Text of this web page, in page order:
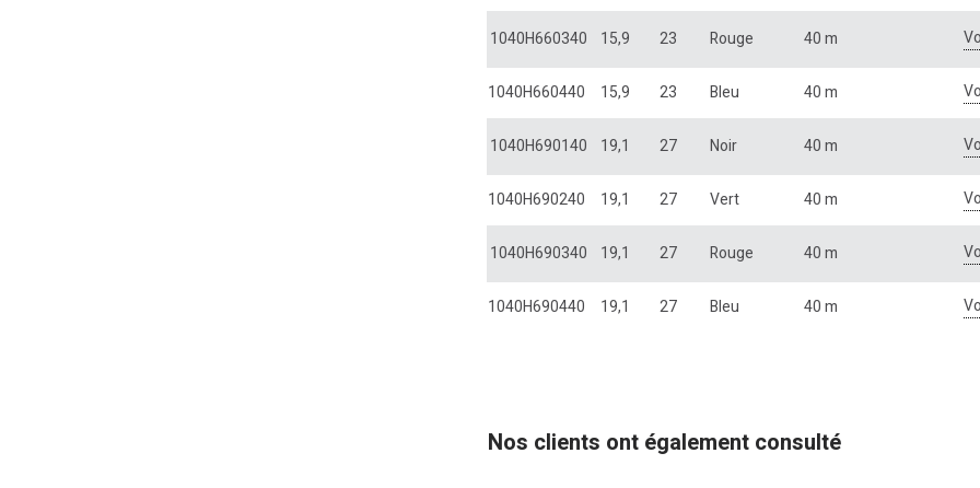
1040H660340 15,9 23 Rouge 40 m
1040H660440 15,9 23 Bleu 40 m
1040H690140 19,1 27 Noir 40 m
1040H690240 19,1 27 Vert 40 m
1040H690340 19,1 27 Rouge 40 m
1040H690440 19,1 27 Bleu 40 m
Nos clients ont également consulté